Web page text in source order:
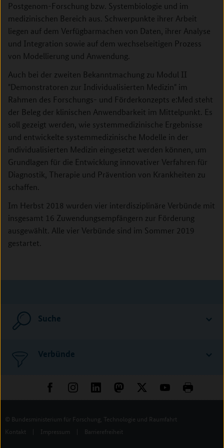
Postgenom-Forschung bzw. Systembiologie und im
medizinischen Bereich aus. Schwerpunkte ihrer Arbeit
liegen auf dem Verfügbarmachen von Daten, ihrer Analyse
und Integration sowie auf dem wechselseitigen Prozess
von Modellierung und Anwendung.
Auch bei der zweiten Bekanntmachung zu Modul II
"Demonstratoren zur Individualisierten Medizin" im
Rahmen des Forschungs- und Förderkonzepts e:Med steht
der Beleg der klinischen Anwendbarkeit im Mittelpunkt. Es
soll gezeigt werden, wie systemmedizinische Ergebnisse
und entwickelte systemmedizinische Modelle in der
individualisierten Medizin eingesetzt werden können, um
Grundlagen für die Entwicklung innovativer Verfahren für
Diagnostik, Therapie und Prävention von Krankheiten zu
schaffen.
Im Herbst 2018 wurden vier interdisziplinäre Verbünde mit
insgesamt 16 Zuwendungsempfängern zur Förderung
ausgewählt. Alle vier Verbünde sind im Sommer 2019
gestartet.
Suche
Verbünde
© Bundesministerium für Forschung, Technologie und Raumfahrt
Kontakt
| Impressum | Barrierefreiheit